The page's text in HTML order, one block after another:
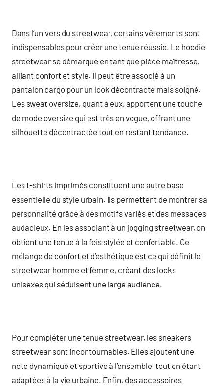
Dans l’univers du streetwear, certains vêtements sont
indispensables pour créer une tenue réussie. Le hoodie
streetwear se démarque en tant que pièce maîtresse,
alliant confort et style. Il peut être associé à un
pantalon cargo pour un look décontracté mais soigné.
Les sweat oversize, quant à eux, apportent une touche
de mode oversize qui est très en vogue, offrant une
silhouette décontractée tout en restant tendance.
Les t-shirts imprimés constituent une autre base
essentielle du style urbain. Ils permettent de montrer sa
personnalité grâce à des motifs variés et des messages
audacieux. En les associant à un jogging streetwear, on
obtient une tenue à la fois stylée et confortable. Ce
mélange de confort et d’esthétique est ce qui définit le
streetwear homme et femme, créant des looks
unisexes qui séduisent une large audience.
Pour compléter une tenue streetwear, les sneakers
streetwear sont incontournables. Elles ajoutent une
note dynamique et sportive à l’ensemble, tout en étant
adaptées à la vie urbaine. Enfin, des accessoires